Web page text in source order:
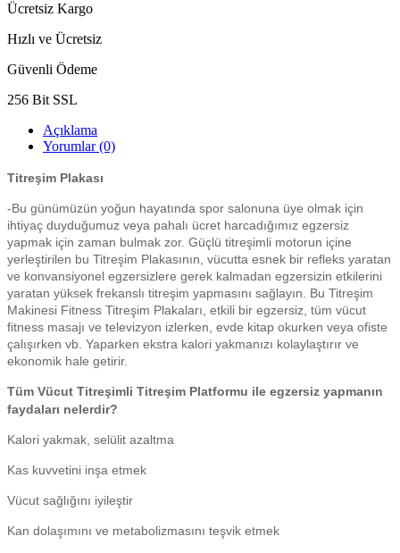
Ücretsiz Kargo
Hızlı ve Ücretsiz
Güvenli Ödeme
256 Bit SSL
Açıklama
Yorumlar (0)
Titreşim Plakası
-Bu günümüzün yoğun hayatında spor salonuna üye olmak için
ihtiyaç duyduğumuz veya pahalı ücret harcadığımız egzersiz
yapmak için zaman bulmak zor. Güçlü titreşimli motorun içine
yerleştirilen bu Titreşim Plakasının, vücutta esnek bir refleks yaratan
ve konvansiyonel egzersizlere gerek kalmadan egzersizin etkilerini
yaratan yüksek frekanslı titreşim yapmasını sağlayın. Bu Titreşim
Makinesi Fitness Titreşim Plakaları, etkili bir egzersiz, tüm vücut
fitness masajı ve televizyon izlerken, evde kitap okurken veya ofiste
çalışırken vb. Yaparken ekstra kalori yakmanızı kolaylaştırır ve
ekonomik hale getirir.
Tüm Vücut Titreşimli Titreşim Platformu ile egzersiz yapmanın
faydaları nelerdir?
Kalori yakmak, selülit azaltma
Kas kuvvetini inşa etmek
Vücut sağlığını iyileştir
Kan dolaşımını ve metabolizmasını teşvik etmek